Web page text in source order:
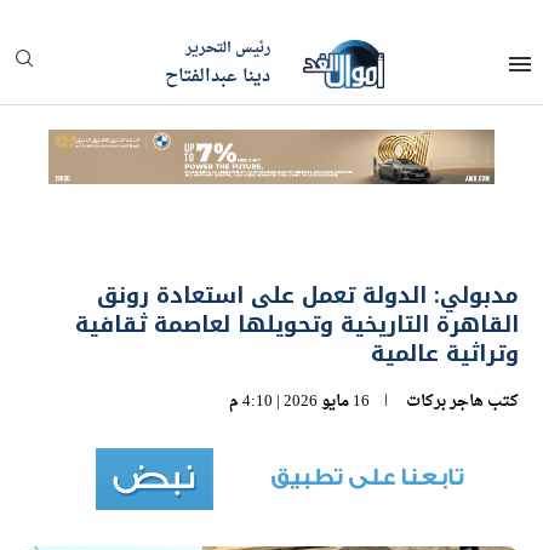
رئيس التحرير
دينا عبدالفتاح
مدبولي: الدولة تعمل على استعادة رونق
القاهرة التاريخية وتحويلها لعاصمة ثقافية
وتراثية عالمية
كتب هاجر بركات 16 مايو 2026 | 4:10 م